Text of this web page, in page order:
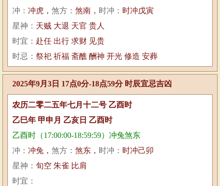
冲： 冲虎， 煞方： 煞南， 时冲： 时冲戊寅
星神： 天贼 大退 天官 贵人
时宜： 赴任 出行 求财 见贵
时忌： 祭祀 祈福 斋醮 酬神 开光 修造 安葬
2025年9月3日 17点0分-18点59分 时辰宜忌吉凶
农历二零二五年七月十二号 乙酉时
乙巳年 甲申月 乙亥日 乙酉时
乙酉时（17:00:00-18:59:59）冲兔煞东
冲： 冲兔， 煞方： 煞东， 时冲： 时冲己卯
星神： 旬空 朱雀 比肩
时宜：